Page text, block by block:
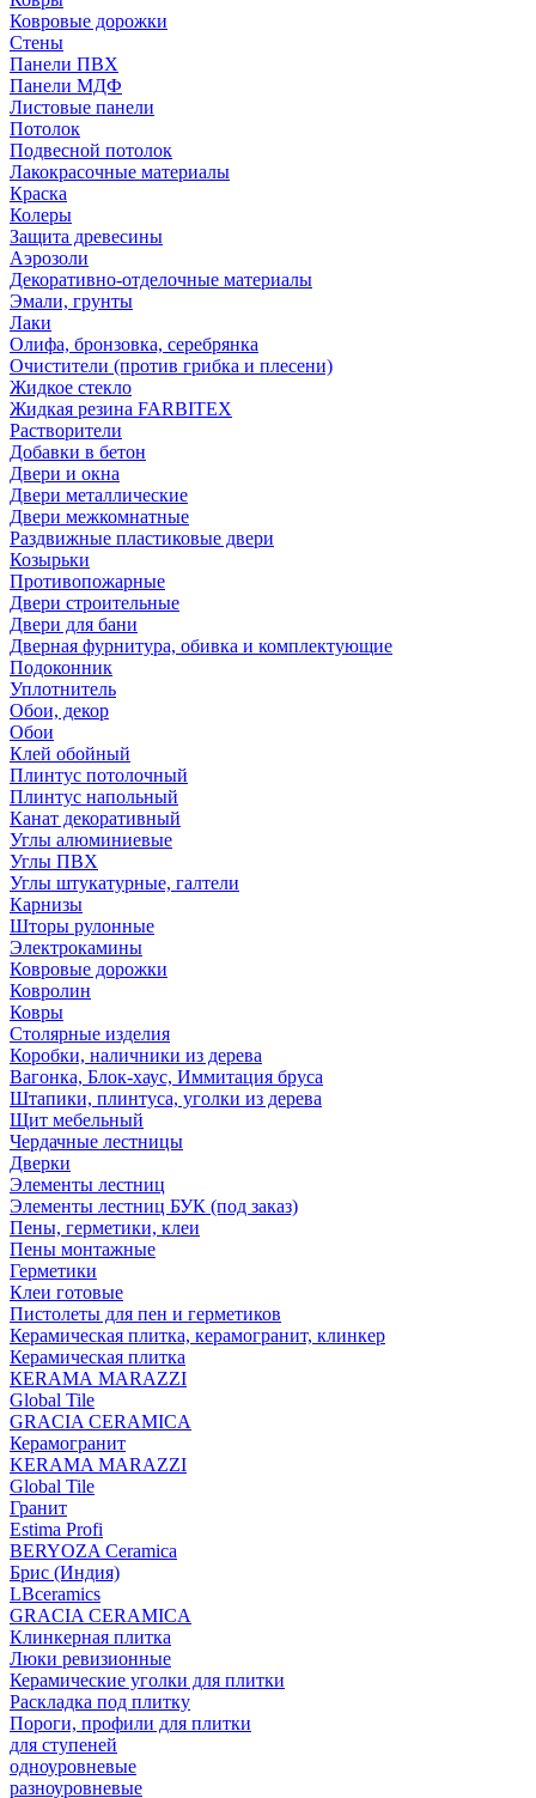
Ковровые дорожки
Стены
Панели ПВХ
Панели МДФ
Листовые панели
Потолок
Подвесной потолок
Лакокрасочные материалы
Краска
Колеры
Защита древесины
Аэрозоли
Декоративно-отделочные материалы
Эмали, грунты
Лаки
Олифа, бронзовка, серебрянка
Очистители (против грибка и плесени)
Жидкое стекло
Жидкая резина FARBITEX
Растворители
Добавки в бетон
Двери и окна
Двери металлические
Двери межкомнатные
Раздвижные пластиковые двери
Козырьки
Противопожарные
Двери строительные
Двери для бани
Дверная фурнитура, обивка и комплектующие
Подоконник
Уплотнитель
Обои, декор
Обои
Клей обойный
Плинтус потолочный
Плинтус напольный
Канат декоративный
Углы алюминиевые
Углы ПВХ
Углы штукатурные, галтели
Карнизы
Шторы рулонные
Электрокамины
Ковровые дорожки
Ковролин
Ковры
Столярные изделия
Коробки, наличники из дерева
Вагонка, Блок-хаус, Иммитация бруса
Штапики, плинтуса, уголки из дерева
Щит мебельный
Чердачные лестницы
Дверки
Элементы лестниц
Элементы лестниц БУК (под заказ)
Пены, герметики, клеи
Пены монтажные
Герметики
Клеи готовые
Пистолеты для пен и герметиков
Керамическая плитка, керамогранит, клинкер
Керамическая плитка
КЕRАМА MARAZZI
Global Tile
GRACIA CERAMICA
Керамогранит
KERAMA MARAZZI
Global Tile
Гранит
Estima Profi
BERYOZA Ceramica
Брис (Индия)
LBceramics
GRACIA CERAMICA
Клинкерная плитка
Люки ревизионные
Керамические уголки для плитки
Раскладка под плитку
Пороги, профили для плитки
для ступеней
одноуровневые
разноуровневые